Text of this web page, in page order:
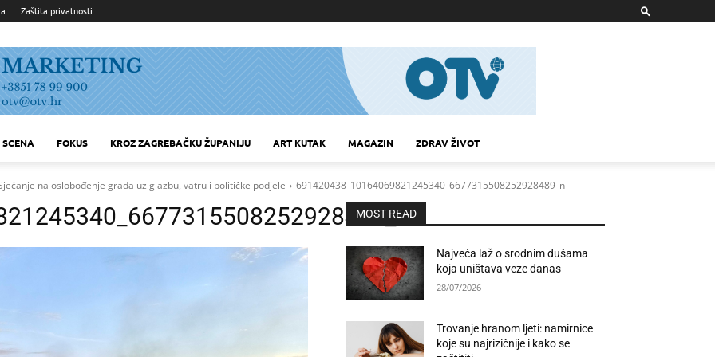
Zaštita privatnosti
SCENA FOKUS KROZ ZAGREBAČKU ŽUPANIJU ART KUTAK MAGAZIN ZDRAV ŽIVOT
na oslobođenje grada uz glazbu, vatru i političke podjele 691420438_10164069821245340_6677315508252928489_n
MOST READ
Najveća laž o srodnim dušama
koja uništava veze danas
28/07/2026
Trovanje hranom ljeti: namirnice
koje su najrizičnije i kako se